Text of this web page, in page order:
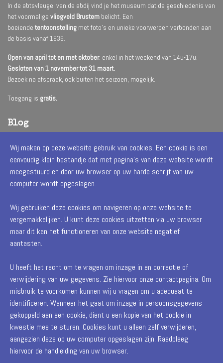
In de abtsvleugel van de abdij vind je het museum dat de geschiedenis van
het voormalige vliegveld Brustem belicht. Een
boeiende tentoonstelling met foto’s en unieke voorwerpen verbonden aan
de basis vanaf 1936.
Open van april tot en met oktober: enkel in het weekend van 14u-17u.
Gesloten van 1 november tot 31 maart.
Bezoek na afspraak, ook buiten het seizoen, mogelijk.
Toegang is gratis.
Blog
Huiswerk Arthur
27 november 2023
Boeken
Bezoek van senoiren Rijkel
19 november 2022
D-Day gevechtspiloot praat over lucht-grondgevechten in Europa
Heropening van het Historisch Centrum Luchtmachtbasis Brustem
Interview met Floyd 'Ramblin Wreck' Blair
Wij maken op deze website gebruik van cookies. Een cookie is een
eenvoudig klein bestandje dat met pagina's van deze website wordt
meegestuurd en door uw browser op uw harde schrijf van uw
computer wordt opgeslagen.
Wij gebruiken deze cookies om navigeren op onze website te
vergemakkelijken. U kunt deze cookies uitzetten via uw browser
maar dit kan het functioneren van onze website negatief
aantasten.
U heeft het recht om te vragen om inzage in en correctie of
verwijdering van uw gegevens. Zie hiervoor onze contactpagina. Om
misbruik te voorkomen kunnen wij u vragen om u adequaat te
identificeren. Wanneer het gaat om inzage in persoonsgegevens
gekoppeld aan een cookie, dient u een kopie van het cookie in
kwestie mee te sturen. Cookies kunt u alleen zelf verwijderen,
aangezien deze op uw computer opgeslagen zijn. Raadpleeg
hiervoor de handleiding van uw browser.